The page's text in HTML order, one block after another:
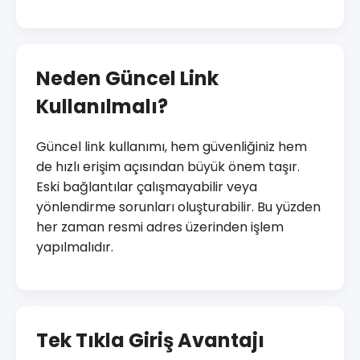
Neden Güncel Link
Kullanılmalı?
Güncel link kullanımı, hem güvenliğiniz hem
de hızlı erişim açısından büyük önem taşır.
Eski bağlantılar çalışmayabilir veya
yönlendirme sorunları oluşturabilir. Bu yüzden
her zaman resmi adres üzerinden işlem
yapılmalıdır.
Tek Tıkla Giriş Avantajı